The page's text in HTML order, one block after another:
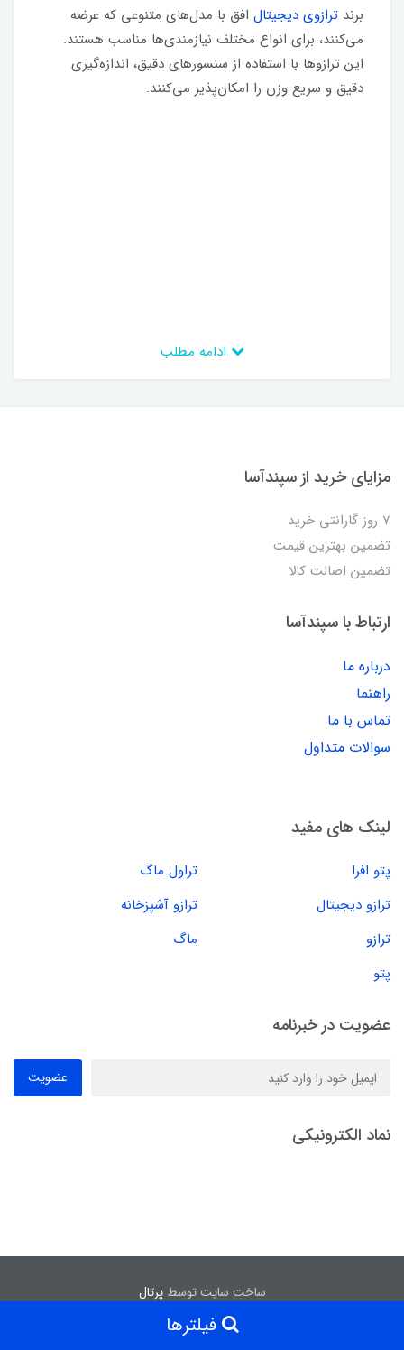
برند ترازوی دیجیتال افق با مدل‌های متنوعی که عرضه
می‌کنند، برای انواع مختلف نیازمندی‌ها مناسب هستند.
این ترازوها با استفاده از سنسورهای دقیق، اندازه‌گیری
دقیق و سریع وزن را امکان‌پذیر می‌کنند.
فیلترها
مزایای خرید از سپندآسا
7 روز گارانتی خرید
تضمین بهترین قیمت
تضمین اصالت کالا
ارتباط با سپندآسا
درباره ما
راهنما
تماس با ما
سوالات متداول
لینک های مفید
پتو افرا
تراول ماگ
ترازو دیجیتال
ترازو آشپزخانه
ترازو
ماگ
پتو
عضویت در خبرنامه
عضویت
نماد الکترونیکی
ساخت سایت توسطپرتال